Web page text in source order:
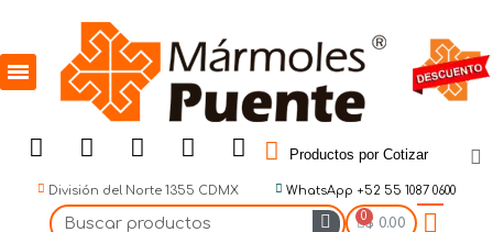
Productos por Cotizar
División del Norte 1355 CDMX WhatsApp +52 55 1087 0600
$ 0.00